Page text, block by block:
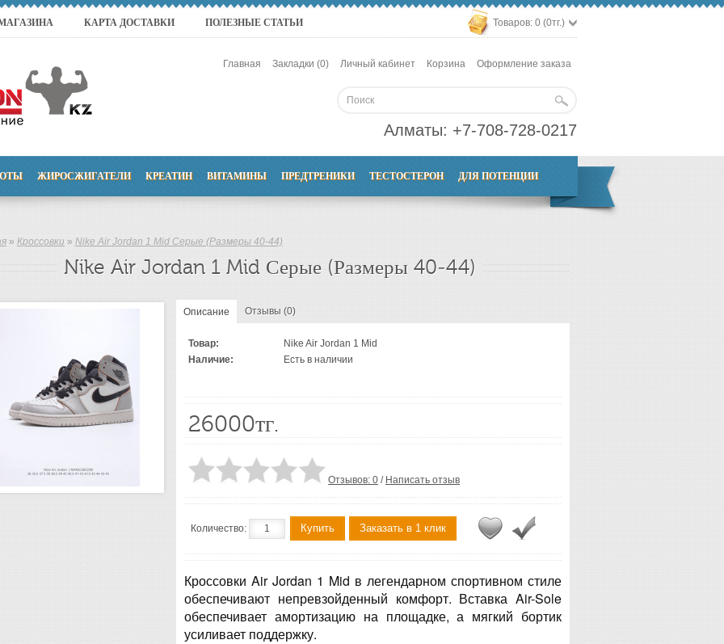
КАРТА ДОСТАВКИ ПОЛЕЗНЫЕ СТАТЬИ Товаров: 0 (0тг.)
Главная Закладки (0) Личный кабинет Корзина Оформление заказа
Алматы: +7-708-728-0217
ЖИРОСЖИГАТЕЛИ КРЕАТИН ВИТАМИНЫ ПРЕДТРЕНИКИ ТЕСТОСТЕРОН ДЛЯ ПОТЕНЦИИ
» Кроссовки » Nike Air Jordan 1 Mid Серые (Размеры 40-44)
Nike Air Jordan 1 Mid Серые (Размеры 40-44)
Описание Отзывы (0)
Товар:
Nike Air Jordan 1 Mid
Наличие:
Есть в наличии
26000тг.
Отзывов: 0 / Написать отзыв
Количество: Купить Заказать в 1 клик
Кроссовки Air Jordan 1 Mid в легендарном спортивном стиле
обеспечивают непревзойденный комфорт. Вставка Air-Sole
обеспечивает амортизацию на площадке, а мягкий бортик
усиливает поддержку.